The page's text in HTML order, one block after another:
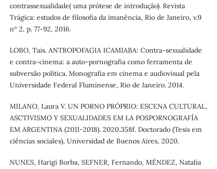
contrassexualidade( uma prótese de introdução). Revista
Trágica: estudos de filosofia da imanência, Rio de Janeiro, v.9
nº 2, p. 77-92, 2016.
LOBO, Tais. ANTROPOFAGIA ICAMIABA: Contra-sexualidade
e contra-cinema: a auto-pornografia como ferramenta de
subversão política. Monografia em cinema e audiovisual pela
Universidade Federal Fluminense, Rio de Janeiro. 2014.
MILANO, Laura V. UN PORNO PRÓPRIO: ESCENA CULTURAL,
ASCTIVISMO Y SEXUALIDADES EM LA POSPORNOGRAFÍA
EM ARGENTINA (2011-2018). 2020.358f. Doctorado (Tesis em
ciências sociales), Universidad de Buenos Aires, 2020.
NUNES, Harigi Borba, SEFNER, Fernando, MÉNDEZ, Natalia